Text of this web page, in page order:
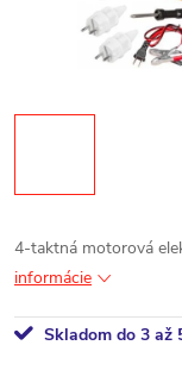
4-taktná motorová
informácie
Skladom do 3 až